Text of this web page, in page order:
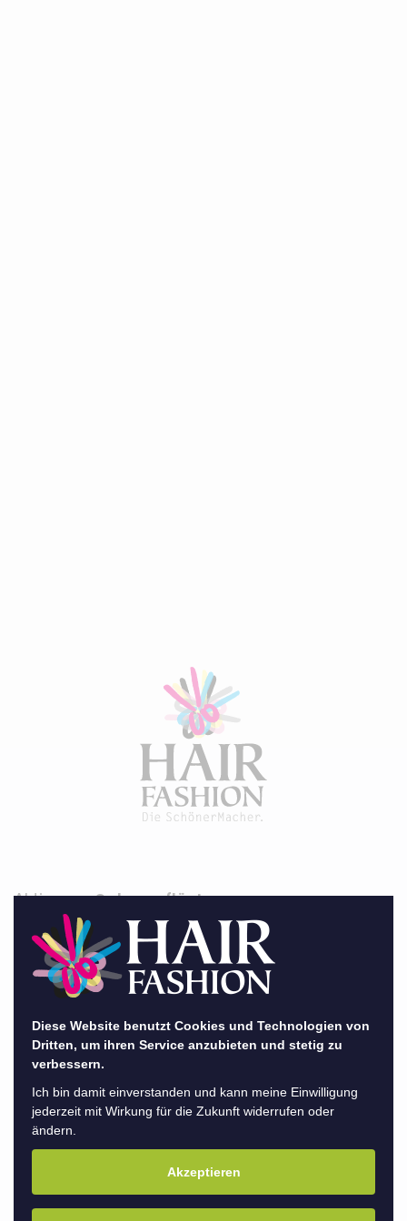
Aktion Salongeflüster
Azubi Meet & Greet
02.08.
zurück
Seit dem 02.08.2021 ist unsere HAIR FASHION
Familie um 17 Nachwuchs-SchönerMacher
gewachsen - und wir freuen uns riesig auf die
Diese Website benutzt Cookies und Technologien von
Dritten, um ihren Service anzubieten und stetig zu
verbessern.
Ich bin damit einverstanden und kann meine Einwilligung
jederzeit mit Wirkung für die Zukunft widerrufen oder
ändern.
Akzeptieren